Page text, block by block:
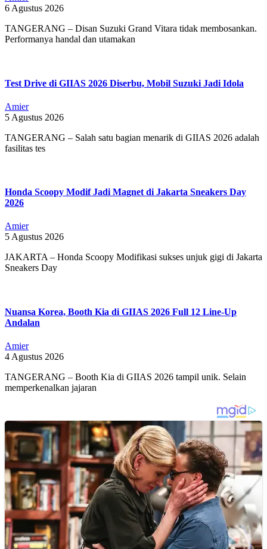
6 Agustus 2026
TANGERANG – Disan Suzuki Grand Vitara tidak membosankan.
Performanya handal dan utamakan
Test Drive di GIIAS 2026 Diserbu, Mobil Suzuki Jadi Idola
Amier
5 Agustus 2026
TANGERANG – Salah satu bagian menarik di GIIAS 2026 adalah
fasilitas tes
Honda Scoopy Modif Jadi Magnet di Jakarta Sneakers Day
2026
Amier
5 Agustus 2026
JAKARTA – Honda Scoopy Modifikasi sukses unjuk gigi di Jakarta
Sneakers Day
Nuansa Korea, Booth Kia di GIIAS 2026 Full 12 Line-Up
Andalan
Amier
4 Agustus 2026
TANGERANG – Booth Kia di GIIAS 2026 tampil unik. Selain
memperkenalkan jajaran